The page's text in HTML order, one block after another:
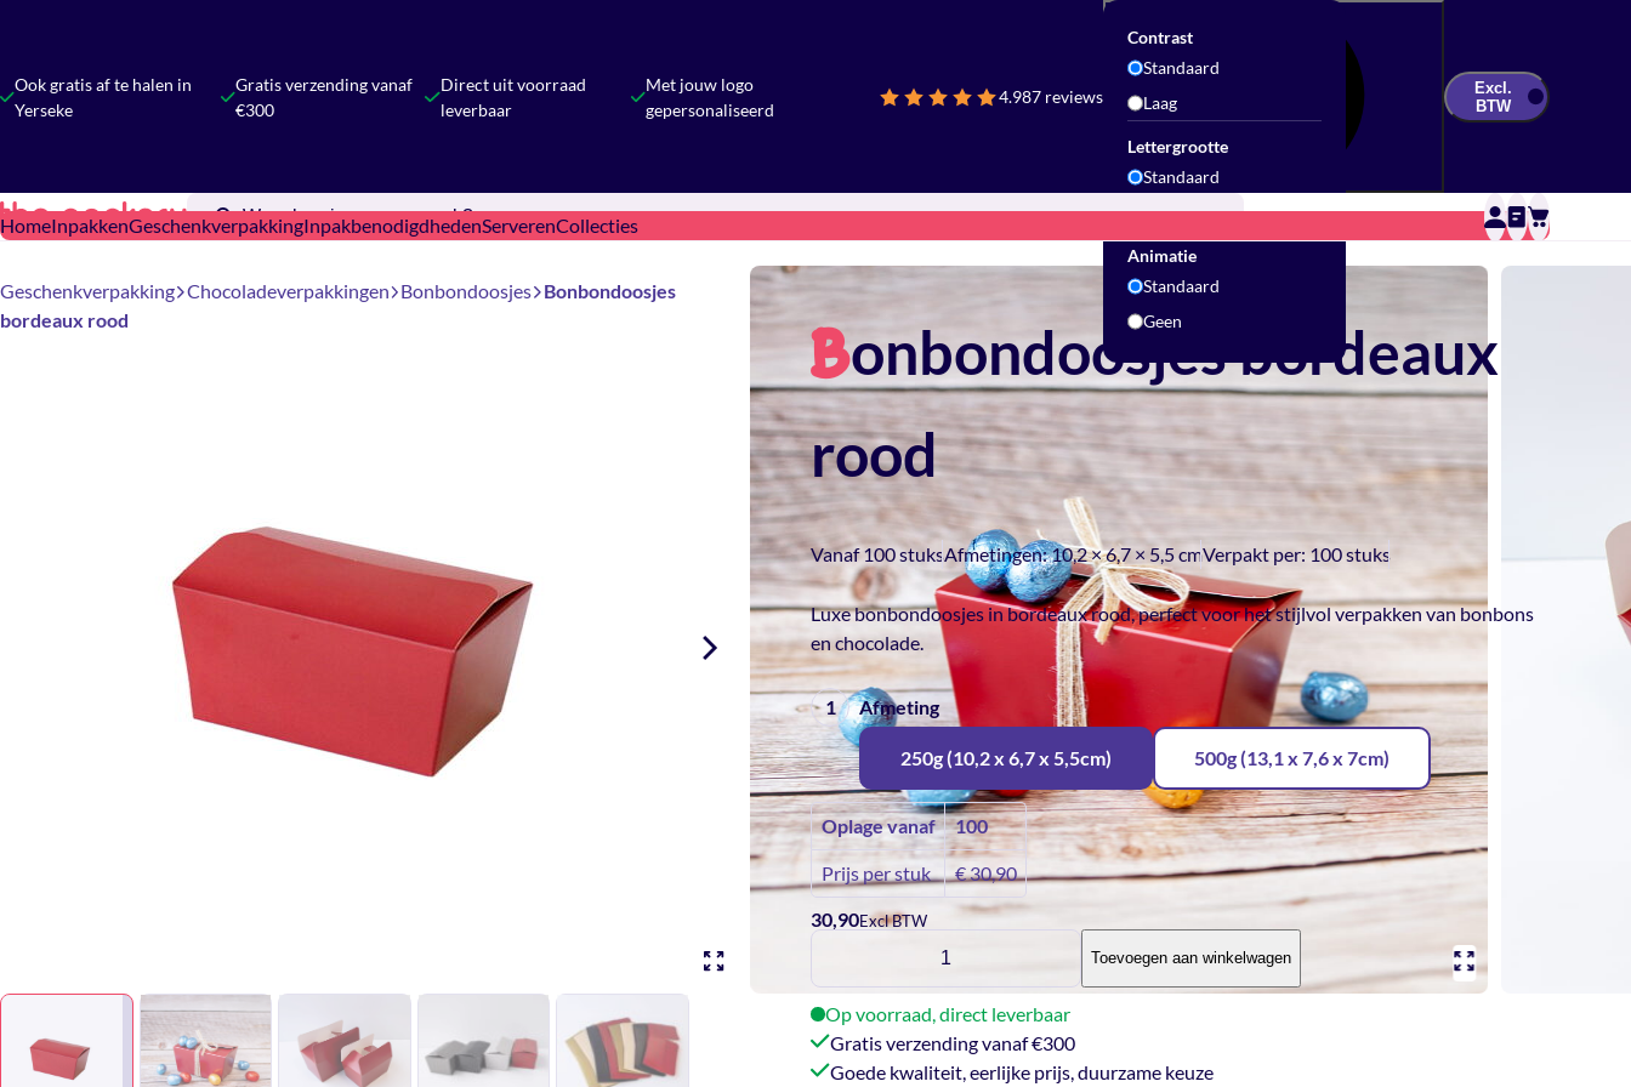
Ook gratis af te halen in
Yerseke
Gratis verzending vanaf
€300
Direct uit voorraad
leverbaar
Met jouw logo
gepersonaliseerd
4.987 reviews
Contrast
Standaard
Laag
Lettergrootte
Standaard
Groot
Animatie
Standaard
Geen
Excl.
BTW
Updates & InspiratieContact
HomeInpakkenGeschenkverpakkingInpakbenodigdhedenServerenCollecties
Geschenkverpakking Chocoladeverpakkingen Bonbondoosjes Bonbondoosjes
bordeaux rood
Bonbondoosjes bordeaux
rood
Vanaf 100 stuksAfmetingen:10,2 × 6,7 × 5,5 cmVerpakt per: 100 stuks
Luxe bonbondoosjes in bordeaux rood, perfect voor het stijlvol verpakken van bonbons
en chocolade.
Afmeting
250g (10,2 x 6,7 x 5,5cm) 500g (13,1 x 7,6 x 7cm)
Oplage vanaf 100
Prijs per stuk €30,90
30,90Excl BTW
Bonbondoosjes
aantal
Toevoegen aan winkelwagen
Op voorraad, direct leverbaar
Gratis verzending vanaf €300
Goede kwaliteit, eerlijke prijs, duurzame keuze